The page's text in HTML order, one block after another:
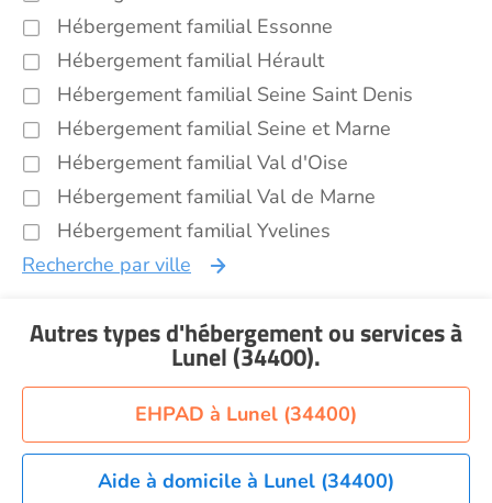
Hébergement familial Essonne
Hébergement familial Hérault
Hébergement familial Seine Saint Denis
Hébergement familial Seine et Marne
Hébergement familial Val d'Oise
Hébergement familial Val de Marne
Hébergement familial Yvelines
Recherche par ville
Autres types d'hébergement ou servicesà
Lunel (34400).
EHPAD à Lunel (34400)
Aide à domicile à Lunel (34400)